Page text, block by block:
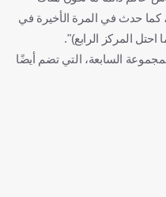
كما حدث في المرة الأخيرة في
المركز الرابع)".
السابعة، التي تضم أيضًا